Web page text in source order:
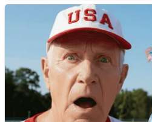
pentru freze cu
metale
Răcitor de apă
pentru freze cu
metale